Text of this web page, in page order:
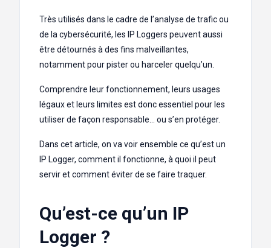
Très utilisés dans le cadre de l’analyse de trafic ou
de la cybersécurité, les IP Loggers peuvent aussi
être détournés à des fins malveillantes,
notamment pour pister ou harceler quelqu’un.
Comprendre leur fonctionnement, leurs usages
légaux et leurs limites est donc essentiel pour les
utiliser de façon responsable… ou s’en protéger.
Dans cet article, on va voir ensemble ce qu’est un
IP Logger, comment il fonctionne, à quoi il peut
servir et comment éviter de se faire traquer.
Qu’est-ce qu’un IP
Logger ?